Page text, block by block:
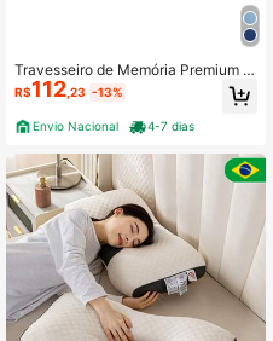
Travesseiro de Memória Premium e
m Espuma Viscoelástica – Alívio de
Pressão Facial e Corporal, Suporte
Ergonômico para Cabeça, Pescoço
e Coluna – Tampa Respirável Remo
vível e Lavável – Versátil para Dorm
ir, Ler ou Assistir TV – 40x60cm
R$112 ,23 -13%
Envio Nacional 4-7 dias